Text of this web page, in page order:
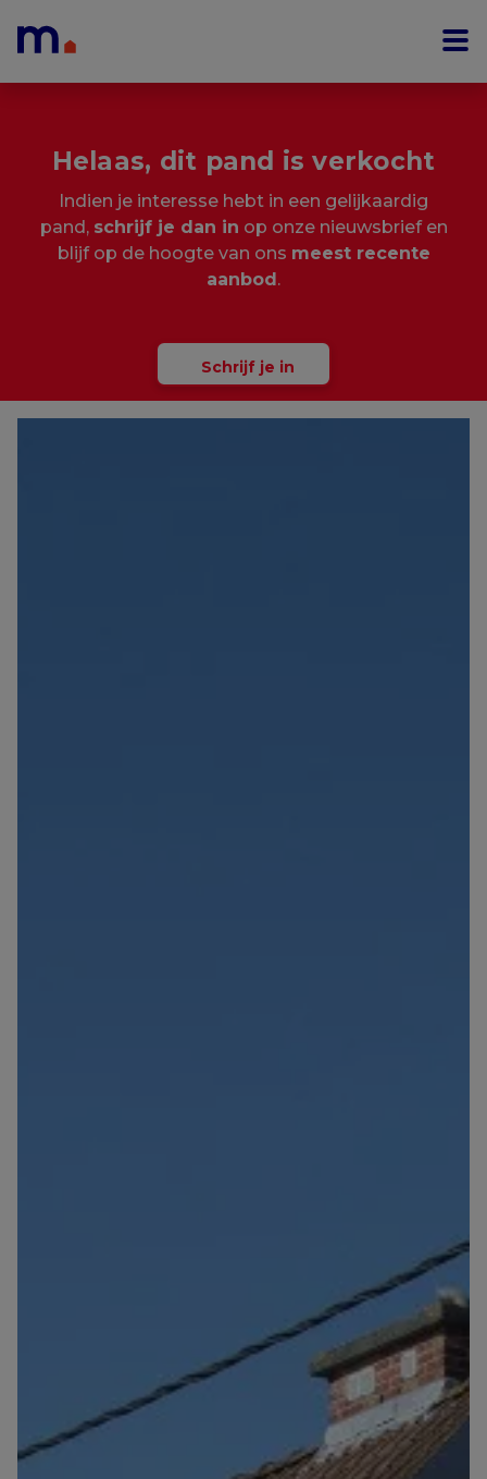
Helaas, dit pand is verkocht
Indien je interesse hebt in een gelijkaardig
pand, schrijf je dan in op onze nieuwsbrief en
blijf op de hoogte van ons meest recente
aanbod.
Schrijf je in